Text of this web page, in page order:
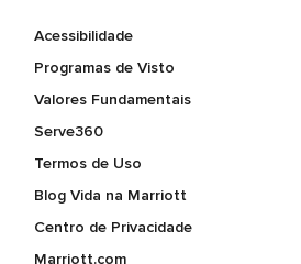
Acessibilidade
Programas de Visto
Valores Fundamentais
Serve360
Termos de Uso
Blog Vida na Marriott
Centro de Privacidade
Marriott.com